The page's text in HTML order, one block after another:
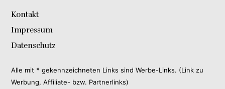
Kontakt
Impressum
Datenschutz
Alle mit * gekennzeichneten Links sind Werbe-Links. (Link zu
Werbung, Affiliate- bzw. Partnerlinks)